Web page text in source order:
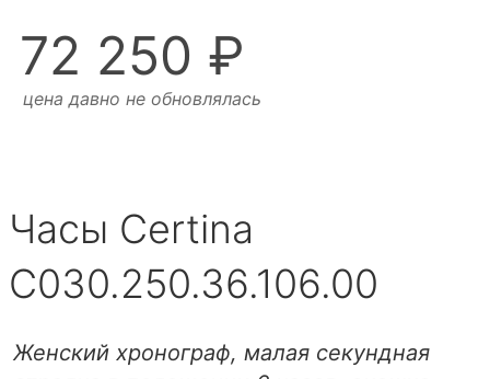
72 250 ₽
цена давно не обновлялась
Часы Certina
C030.250.36.106.00
Женский хронограф, малая секундная